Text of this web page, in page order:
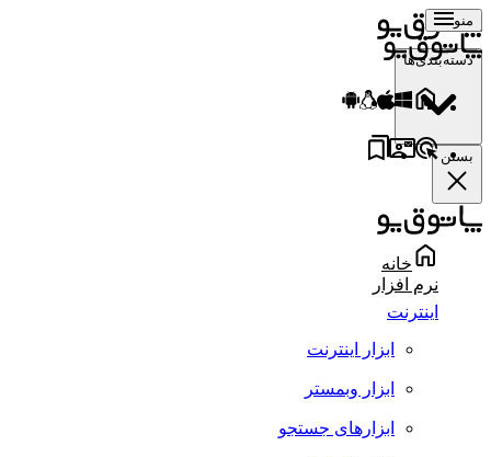
منو
دسته‌بندی‌ها
بستن
خانه
نرم افزار
اینترنت
ابزار اینترنت
ابزار وبمستر
ابزارهای جستجو